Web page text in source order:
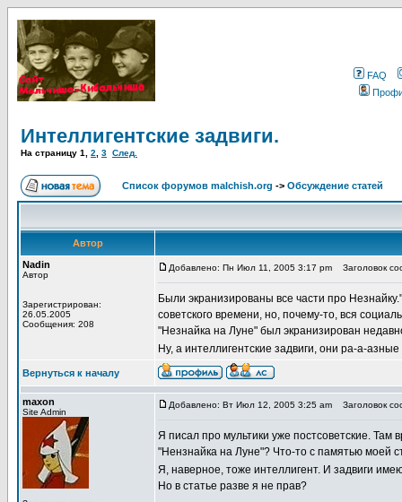
FAQ
Интеллигентские задвиги.
На страницу 1 2 3 След.
Список форумов malchish.org -> Обсуждение статей
Автор
Nadin
Автор
Зарегистрирован:
26.05.2005
Сообщения: 208
Добавлено: Пн Июл 11, 2005 3:17 pm Заголовок
Были экранизированы все части про
советского времени, но, почему-то, вся
"Незнайка на Луне" был экранизирован
Ну, а интеллигентские задвиги, они ра-а-
Вернуться к началу
maxon
Site Admin
Добавлено: Вт Июл 12, 2005 3:25 am Заголовок
Я писал про мультики уже постсоветские.
"Нензнайка на Луне"? Что-то с памятью моей
Я, наверное, тоже интеллигент. И задвиги
Но в статье разве я не прав?